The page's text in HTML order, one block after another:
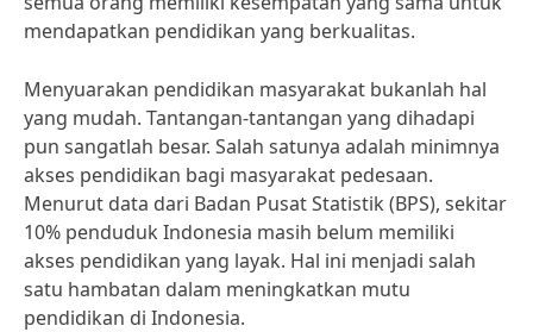
mendapatkan pendidikan yang berkualitas.
Menyuarakan pendidikan masyarakat bukanlah hal
yang mudah. Tantangan-tantangan yang dihadapi
pun sangatlah besar. Salah satunya adalah minimnya
akses pendidikan bagi masyarakat pedesaan.
Menurut data dari Badan Pusat Statistik (BPS), sekitar
10% penduduk Indonesia masih belum memiliki
akses pendidikan yang layak. Hal ini menjadi salah
satu hambatan dalam meningkatkan mutu
pendidikan di Indonesia.